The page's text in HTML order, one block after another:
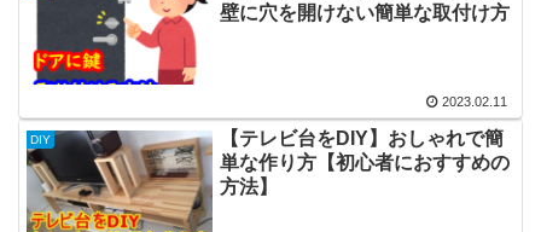
壁に穴を開けない簡単な取付け方
2023.02.11
DIY
【テレビ台をDIY】おしゃれで簡
単な作り方【初心者におすすめの
方法】